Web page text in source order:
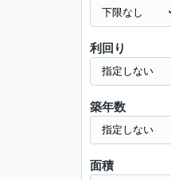
利回り
築年数
面積